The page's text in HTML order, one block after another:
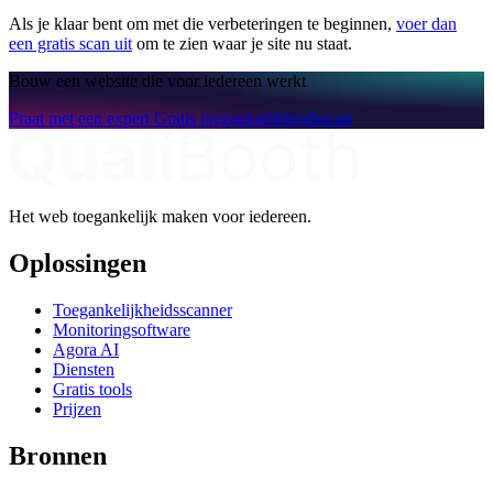
Als je klaar bent om met die verbeteringen te beginnen, voer dan
een gratis scan uit om te zien waar je site nu staat.
Bouw een website die voor iedereen werkt
Praat met een expert Gratis toegankelijkheidsscan
Het web toegankelijk maken voor iedereen.
Oplossingen
Toegankelijkheidsscanner
Monitoringsoftware
Agora AI
Diensten
Gratis tools
Prijzen
Bronnen